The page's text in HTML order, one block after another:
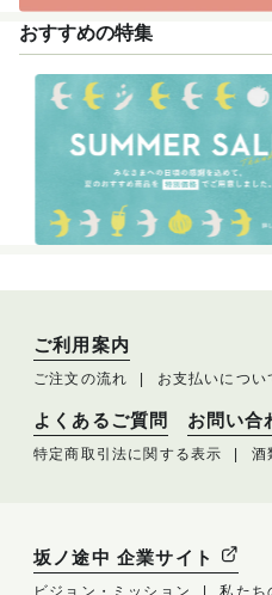
おすすめの特集
ご利用案内
ご注文の流れ お支払いについ
よくあるご質問 お問い合
特定商取引法に関する表示 酒
坂ノ途中 企業サイト
ビジョン・ミッション 私たち